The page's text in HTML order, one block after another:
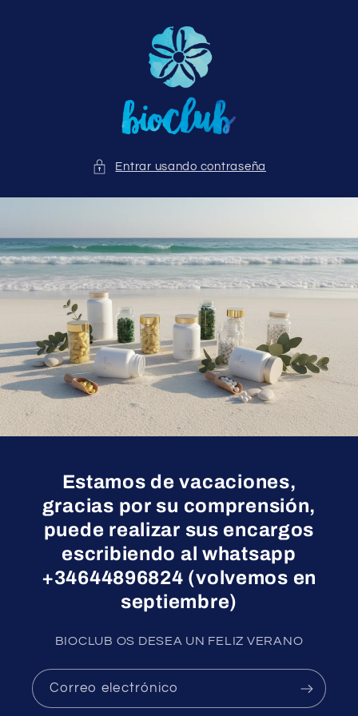
Entrar usando contraseña
Estamos de vacaciones,
gracias por su comprensión,
puede realizar sus encargos
escribiendo al whatsapp
+34644896824 (volvemos en
septiembre)
BIOCLUB OS DESEA UN FELIZ VERANO
Correo electrónico